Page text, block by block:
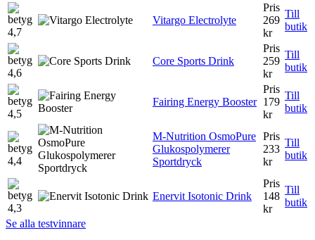
4,7
Vitargo Electrolyte
Pris
269
kr
Till
butik
4,6
Core Sports Drink
Pris
259
kr
Till
butik
4,5
Fairing Energy Booster
Pris
179
kr
Till
butik
4,4
M-Nutrition OsmoPure
Glukospolymerer
Sportdryck
Pris
233
kr
Till
butik
4,3
Enervit Isotonic Drink
Pris
148
kr
Till
butik
Se alla testvinnare